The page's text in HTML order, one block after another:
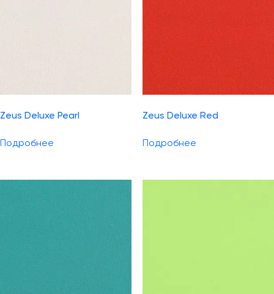
Zeus Deluxe Pearl
Подробнее
Zeus Deluxe Red
Подробнее